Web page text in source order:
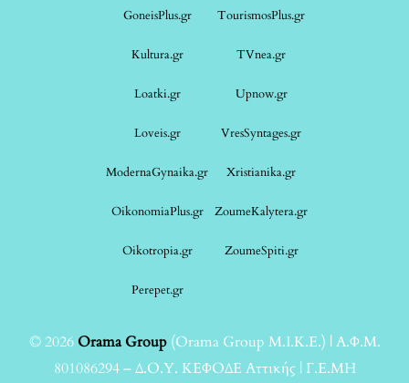
GoneisPlus.gr TourismosPlus.gr
Kultura.gr TVnea.gr
Loatki.gr Upnow.gr
Loveis.gr VresSyntages.gr
ModernaGynaika.gr Xristianika.gr
OikonomiaPlus.gr ZoumeKalytera.gr
Oikotropia.gr ZoumeSpiti.gr
Perepet.gr
© 2026Orama Group(Orama Group Μ.Ι.Κ.Ε.) | Α.Φ.Μ.
801086294 – Δ.Ο.Υ. ΚΕΦΟΔΕ Αττικής | Γ.Ε.ΜΗ